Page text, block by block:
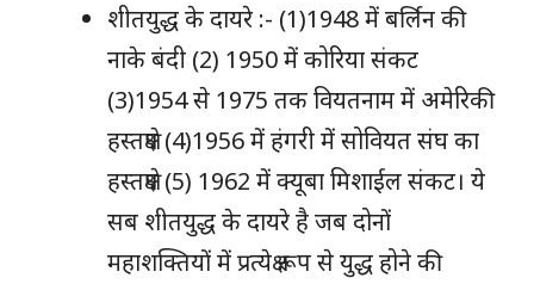
शीतयुद्ध के दायरे :- (1)1948 में बर्लिन की
नाके बंदी (2) 1950 में कोरिया संकट
(3)1954 से 1975 तक वियतनाम में अमेरिकी
हस्तक्षेप (4)1956 में हंगरी में सोवियत संघ का
हस्तक्षेप (5) 1962 में क्यूबा मिशाईल संकट। ये
सब शीतयुद्ध के दायरे है जब दोनों
महाशक्तियों में प्रत्येक्ष रूप से युद्ध होने की